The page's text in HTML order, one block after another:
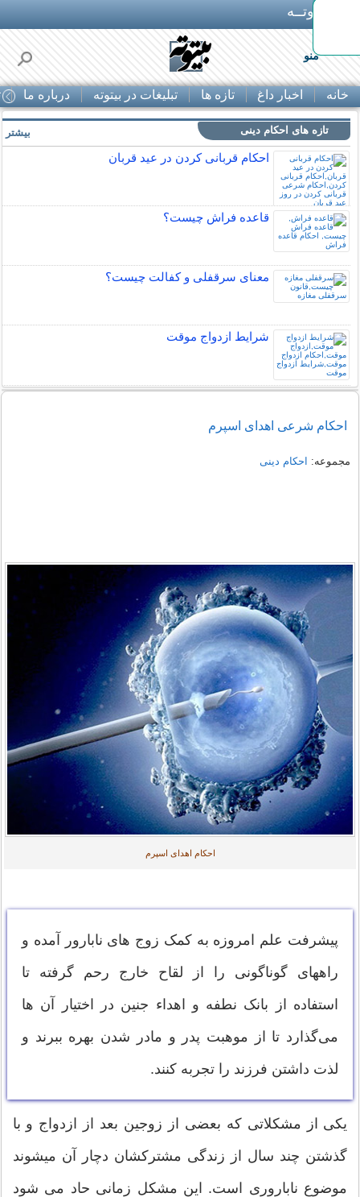
بـیتوتــه
منو
خانه اخبار داغ تازه ها تبلیغات در بیتوته درباره ما
تازه های احکام دینی
احکام قربانی کردن در عید قربان
قاعده فراش چیست؟
معنای سرقفلی و کفالت چیست؟
شرایط ازدواج موقت
بیشتر
احکام شرعی اهدای اسپرم
مجموعه: احکام دینی
احکام اهدای اسپرم
پیشرفت علم امروزه به کمک زوج های نابارور آمده و
راههای گوناگونی را از لقاح خارج رحم گرفته تا
استفاده از بانک نطفه و اهداء جنین در اختیار آن ها
می‌گذارد تا از موهبت پدر و مادر شدن بهره ببرند و
لذت داشتن فرزند را تجربه کنند.
یکی از مشکلاتی که بعضی از زوجین بعد از ازدواج و با
گذشتن چند سال از زندگی مشترکشان دچار آن میشوند
موضوع ناباروری است. این مشکل زمانی حاد می شود